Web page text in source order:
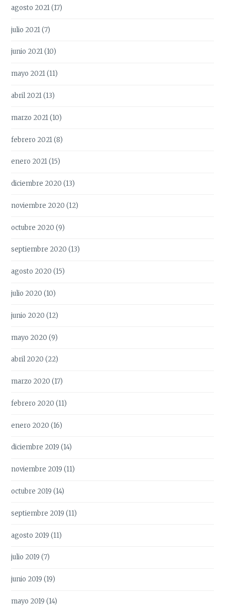
agosto 2021(17)
julio 2021(7)
junio 2021(10)
mayo 2021(11)
abril 2021(13)
marzo 2021(10)
febrero 2021(8)
enero 2021(15)
diciembre 2020 (13)
noviembre 2020 (12)
octubre 2020 (9)
septiembre 2020 (13)
agosto 2020 (15)
julio 2020 (10)
junio 2020 (12)
mayo 2020 (9)
abril 2020 (22)
marzo 2020 (17)
febrero 2020 (11)
enero 2020 (16)
diciembre 2019 (14)
noviembre 2019 (11)
octubre 2019 (14)
septiembre 2019 (11)
agosto 2019 (11)
julio 2019 (7)
junio 2019 (19)
mayo 2019 (14)